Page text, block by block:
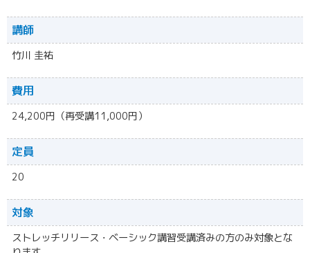
講師
竹川 圭祐
費用
24,200円（再受講11,000円）
定員
20
対象
ストレッチリリース・ベーシック講習受講済みの方のみ対象とな